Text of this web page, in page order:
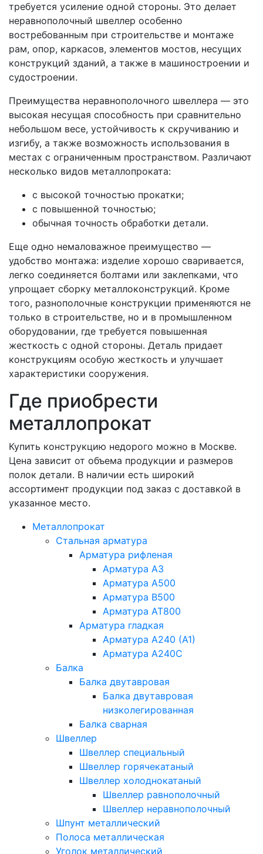
требуется усиление одной стороны. Это делает
неравнополочный швеллер особенно
востребованным при строительстве и монтаже
рам, опор, каркасов, элементов мостов, несущих
конструкций зданий, а также в машиностроении и
судостроении.
Преимущества неравнополочного швеллера — это
высокая несущая способность при сравнительно
небольшом весе, устойчивость к скручиванию и
изгибу, а также возможность использования в
местах с ограниченным пространством. Различают
несколько видов металлопроката:
с высокой точностью прокатки;
с повышенной точностью;
обычная точность обработки детали.
Еще одно немаловажное преимущество —
удобство монтажа: изделие хорошо сваривается,
легко соединяется болтами или заклепками, что
упрощает сборку металлоконструкций. Кроме
того, разнополочные конструкции применяются не
только в строительстве, но и в промышленном
оборудовании, где требуется повышенная
жесткость с одной стороны. Деталь придает
конструкциям особую жесткость и улучшает
характеристики сооружения.
Где приобрести
металлопрокат
Купить конструкцию недорого можно в Москве.
Цена зависит от объема продукции и размеров
полок детали. В наличии есть широкий
ассортимент продукции под заказ с доставкой в
указанное место.
Металлопрокат
Стальная арматура
Арматура рифленая
Арматура А3
Арматура А500
Арматура В500
Арматура АТ800
Арматура гладкая
Арматура А240 (А1)
Арматура А240С
Балка
Балка двутавровая
Балка двутавровая
низколегированная
Балка сварная
Швеллер
Швеллер специальный
Швеллер горячекатаный
Швеллер холоднокатаный
Швеллер равнополочный
Швеллер неравнополочный
Шпунт металлический
Полоса металлическая
Уголок металлический